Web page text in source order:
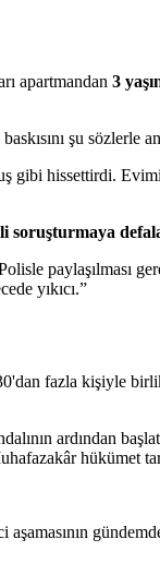
apartmandan 3
şu sözlerle
gibi hissettirdi.
soruşturmaya
paylaşılması
yıkıcı.”
fazla kişiyle
ardından
hükümet